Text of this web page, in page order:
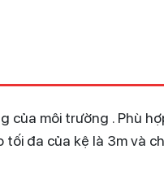
của môi trường . Phù
đa của kệ là 3m và